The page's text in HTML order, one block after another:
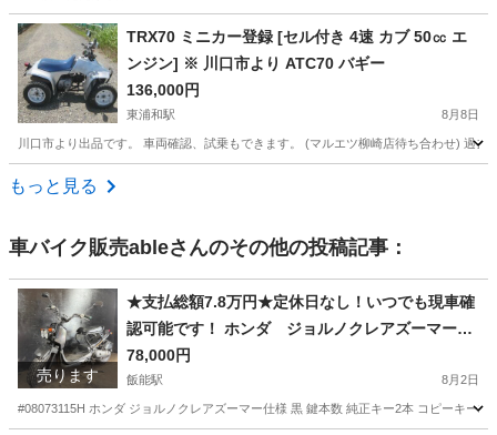
埼玉 久喜市 その他 大人用
TRX70 ミニカー登録 [セル付き 4速 カブ 50㏄ エ
ンジン] ※ 川口市より ATC70 バギー
136,000円
東浦和駅 8月8日
川口市より出品です。 車両確認、試乗もできます。 (マルエツ柳崎店待ち合わせ) 過
埼玉 川口市
もっと見る
車バイク販売ableさんのその他の投稿記事：
売ります
★支払総額7.8万円★定休日なし！いつでも現車確
認可能です！ ホンダ ジョルノクレアズーマー仕
様 黒 AF54 ズーマー仕様！ ４スト！ バッテリー
新品！ カスタムベースに♪
78,000円
飯能駅 8月2日
#08073115H ホンダ ジョルノクレアズーマー仕様 黒 鍵本数 純正キー2本 コピーキ